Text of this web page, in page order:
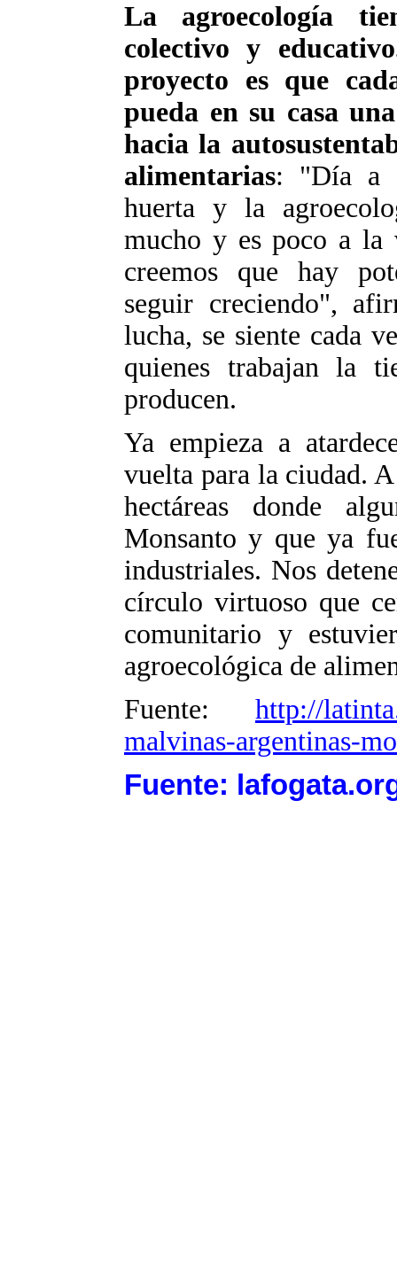
La agroecología
colectivo y
proyecto es que
pueda en su casa
hacia la
alimentarias: "Día a
huerta y la
mucho y es poco a la
creemos que hay
seguir creciendo",
lucha, se siente cada
quienes trabajan la
producen.
Ya empieza a
vuelta para la ciudad.
hectáreas donde
Monsanto y que ya
industriales. Nos
círculo virtuoso que
comunitario y
agroecológica de
Fuente: http://
malvinas-argentinas-
Fuente: